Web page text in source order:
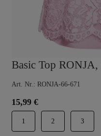
Basic Top
Art. Nr.: RONJA-66-671
15,99 €
1 2 3